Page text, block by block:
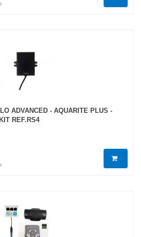
ADVANCED - AQUARITE PLUS -
REF.RS4